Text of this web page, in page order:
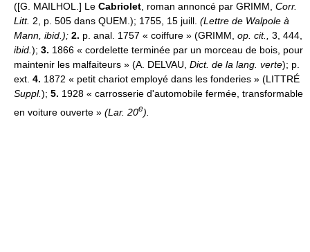
([G. MAILHOL.] Le Cabriolet, roman annoncé par GRIMM, Corr.
Litt. 2, p. 505 dans QUEM.); 1755, 15 juill. (Lettre de Walpole à
Mann, ibid.); 2. p. anal. 1757 « coiffure » (GRIMM, op. cit., 3, 444,
ibid.); 3. 1866 « cordelette terminée par un morceau de bois, pour
maintenir les malfaiteurs » (A. DELVAU, Dict. de la lang. verte); p.
ext. 4. 1872 « petit chariot employé dans les fonderies » (LITTRÉ
Suppl.); 5. 1928 « carrosserie d'automobile fermée, transformable
en voiture ouverte » (Lar. 20e).